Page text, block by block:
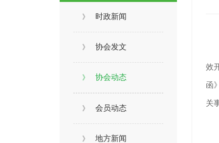
》 时政新闻
》 协会发文
》 协会动态
》 会员动态
》 地方新闻
效
函
关